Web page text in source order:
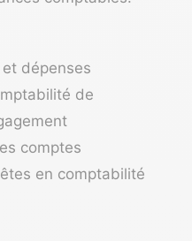
dépenses
de
comptes
en comptabilité